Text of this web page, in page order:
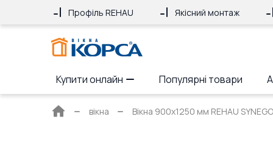
Профіль REHAU Якісний монтаж
Купити онлайн Популярні товари
Головна
вікна Вікна 900x1250 мм REHAU